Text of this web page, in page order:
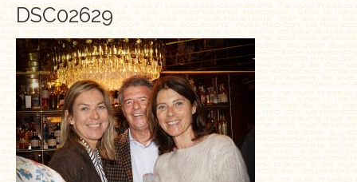
HISTOIRE ET SOCIÉTÉ
ESSAIS
LE FRANÇAIS EN HÉRITAGE
SOCIÉTÉ, HISTOIRE ET MÉDECINE
DSC02629